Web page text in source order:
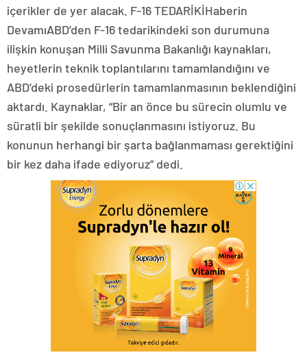
içerikler de yer alacak. F-16 TEDARİKİHaberin
DevamıABD’den F-16 tedarikindeki son durumuna
ilişkin konuşan Milli Savunma Bakanlığı kaynakları,
heyetlerin teknik toplantılarını tamamlandığını ve
ABD’deki prosedürlerin tamamlanmasının beklendiğini
aktardı. Kaynaklar, “Bir an önce bu sürecin olumlu ve
süratli bir şekilde sonuçlanmasını istiyoruz. Bu
konunun herhangi bir şarta bağlanmaması gerektiğini
bir kez daha ifade ediyoruz” dedi.